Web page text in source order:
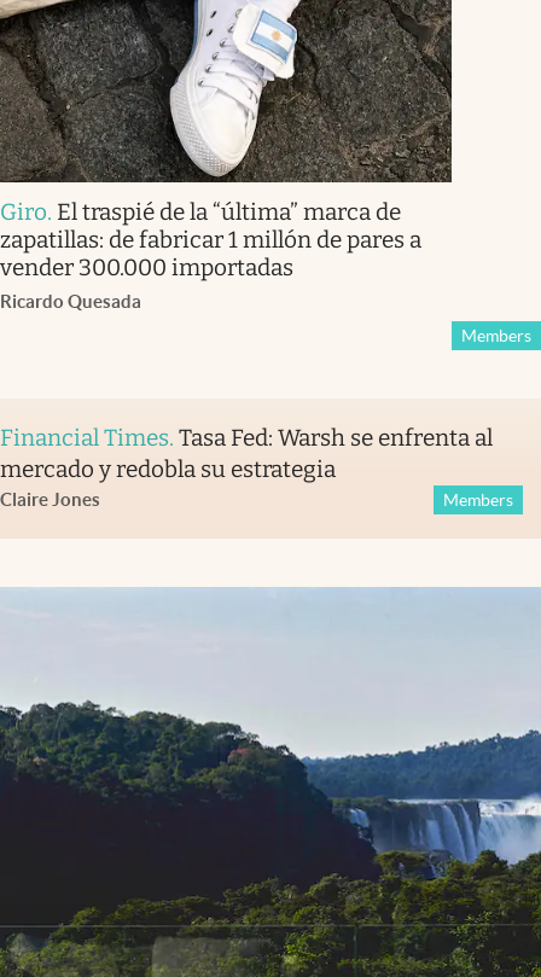
Giro. El traspié de la “última” marca de
zapatillas: de fabricar 1 millón de pares a
vender 300.000 importadas
Ricardo Quesada
Members
Financial Times. Tasa Fed: Warsh se enfrenta al
mercado y redobla su estrategia
Claire Jones Members